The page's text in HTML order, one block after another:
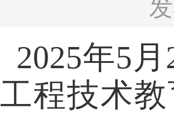
2025年5 月
工程技术